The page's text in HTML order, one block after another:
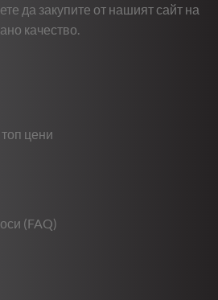
да закупите от нашият сайт на
качество.
цени
(FAQ)